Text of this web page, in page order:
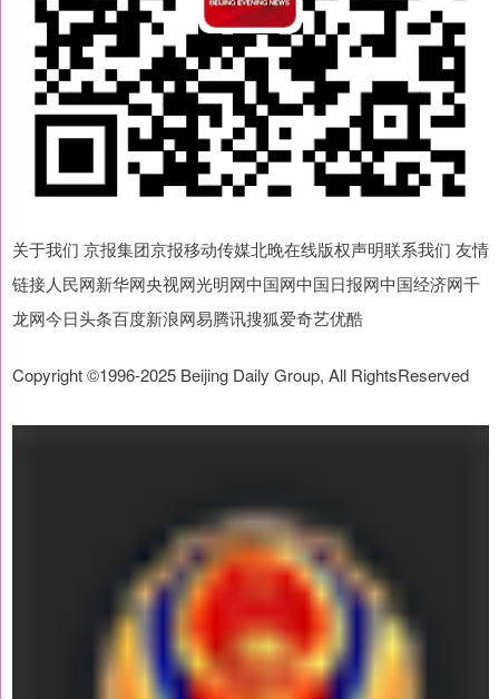
关于我们 京报集团京报移动传媒北晚在线版权声明联系我们 友情
链接人民网新华网央视网光明网中国网中国日报网中国经济网千
龙网今日头条百度新浪网易腾讯搜狐爱奇艺优酷
Copyright ©1996-2025 Beijing Daily Group, All RightsReserved